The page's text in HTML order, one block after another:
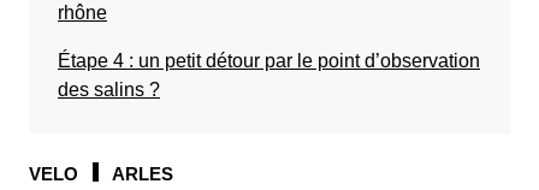
rhône
Étape 4 : un petit détour par le point d’observation
des salins ?
VELO ARLES